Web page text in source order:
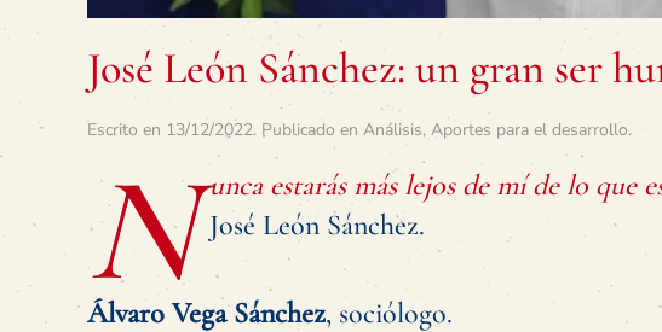
José León Sánchez: un gran ser
Escrito en 13/12/2022. Publicado en Análisis, Aportes para el desarrollo.
N unca estarás más lejos de mí de lo que
José León Sánchez.
Álvaro Vega Sánchez, sociólogo.